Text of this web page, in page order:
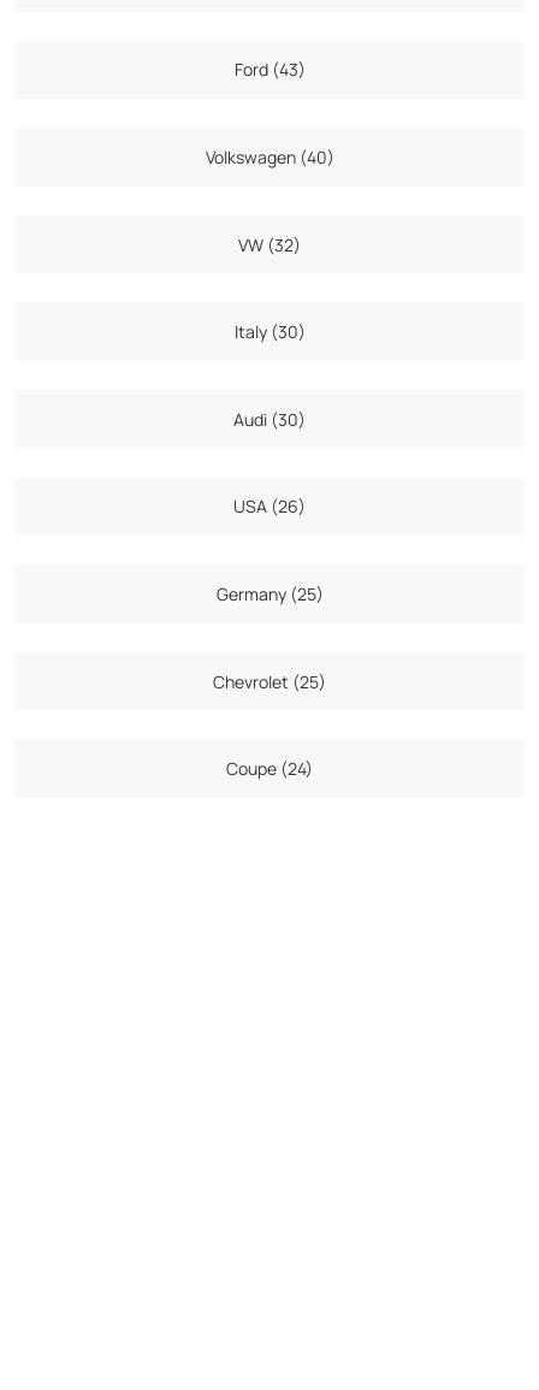
Ford (43)
Volkswagen (40)
VW (32)
Italy (30)
Audi (30)
USA (26)
Germany (25)
Chevrolet (25)
Coupe (24)